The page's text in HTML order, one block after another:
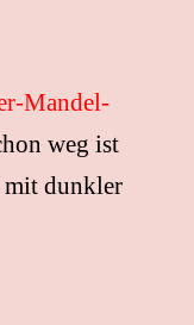
Mandel-
weg ist
mit dunkler